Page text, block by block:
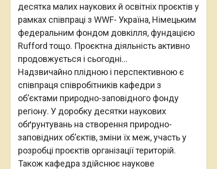
десятка малих наукових й освітніх проєктів у
рамках співпраці з WWF- Україна, Німецьким
федеральним фондом довкілля, фундацією
Rufford тощо. Проєктна діяльність активно
продовжується і сьогодні…
Надзвичайно плідною і перспективною є
співпраця співробітників кафедри з
об’єктами природно-заповідного фонду
регіону. У доробку десятки наукових
обґрунтувань на створення природно-
заповідних об’єктів, зміни їх меж, участь у
розробці проєктів організації територій.
Також кафедра здійснює наукове